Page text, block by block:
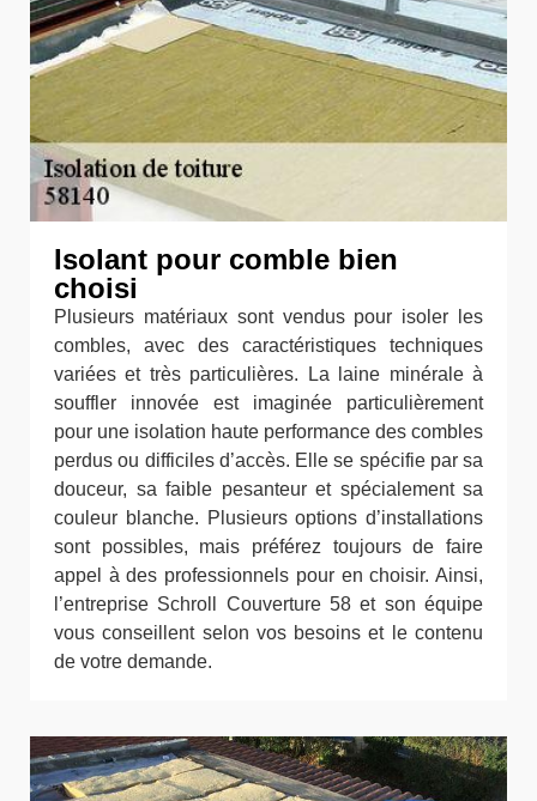
Isolant pour comble bien
choisi
Plusieurs matériaux sont vendus pour isoler les
combles, avec des caractéristiques techniques
variées et très particulières. La laine minérale à
souffler innovée est imaginée particulièrement
pour une isolation haute performance des combles
perdus ou difficiles d’accès. Elle se spécifie par sa
douceur, sa faible pesanteur et spécialement sa
couleur blanche. Plusieurs options d’installations
sont possibles, mais préférez toujours de faire
appel à des professionnels pour en choisir. Ainsi,
l’entreprise Schroll Couverture 58 et son équipe
vous conseillent selon vos besoins et le contenu
de votre demande.